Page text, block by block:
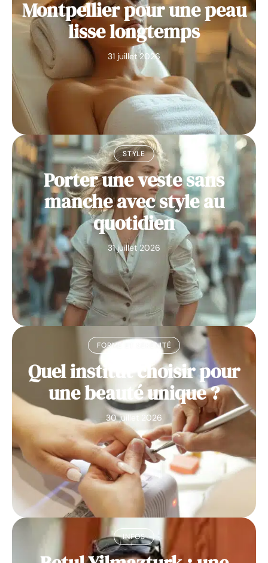
Montpellier pour une peau
lisse longtemps
31 juillet 2026
STYLE
Porter une veste sans
manche avec style au
quotidien
31 juillet 2026
FORME ET SÉRÉNITÉ
Quel institut choisir pour
une beauté unique ?
30 juillet 2026
INFOS